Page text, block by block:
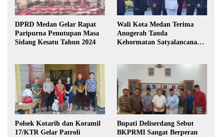
DPRD Medan Gelar Rapat
Paripurna Penutupan Masa
Sidang Kesatu Tahun 2024
Wali Kota Medan Terima
Anugerah Tanda
Kehormatan Satyalancana
Polsek Kotarih dan Koramil
17/KTR Gelar Patroli
Bupati Deliserdang Sebut
BKPRMI Sangat Berperan